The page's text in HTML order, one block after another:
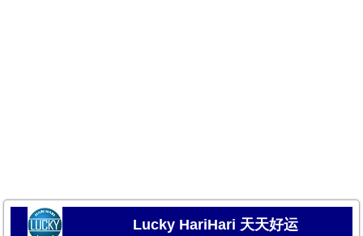
Lucky HariHari 天天好运